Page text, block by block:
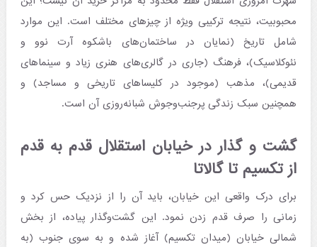
محبوبیت، نتیجه ترکیبی ویژه از چیزهای مختلف است. این موارد
شامل تاریخ (نمایان در ساختمان‌های باشکوه آرت نوو و
نئوکلاسیک)، فرهنگ (جاری در گالری‌های هنری زیاد و سینماهای
قدیمی)، مذهب (موجود در کلیساهای تاریخی و مساجد) و
همچنین سبک زندگی پرجنب‌وجوش شبانه‌روزی آن است.
گشت و گذار در خیابان استقلال قدم به قدم
از تکسیم تا گالاتا
برای درک واقعی این خیابان، باید آن را از نزدیک حس کرد و
زمانی را صرف قدم زدن نمود. این گشت‌وگذار پیاده، از بخش
شمالی خیابان (میدان تکسیم) آغاز شده و به سوی جنوب (به